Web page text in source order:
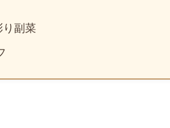
副菜